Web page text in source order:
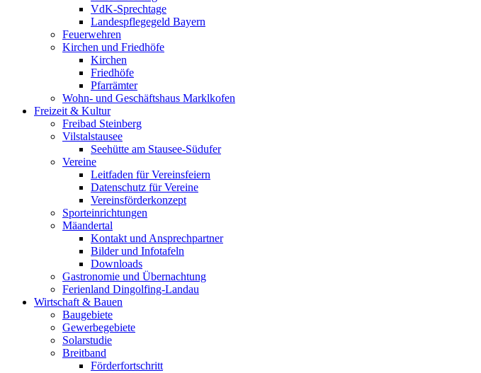
VdK-Sprechtage
Landespflegegeld Bayern
Feuerwehren
Kirchen und Friedhöfe
Kirchen
Friedhöfe
Pfarrämter
Wohn- und Geschäftshaus Marklkofen
Freizeit & Kultur
Freibad Steinberg
Vilstalstausee
Seehütte am Stausee-Südufer
Vereine
Leitfaden für Vereinsfeiern
Datenschutz für Vereine
Vereinsförderkonzept
Sporteinrichtungen
Mäandertal
Kontakt und Ansprechpartner
Bilder und Infotafeln
Downloads
Gastronomie und Übernachtung
Ferienland Dingolfing-Landau
Wirtschaft & Bauen
Baugebiete
Gewerbegebiete
Solarstudie
Breitband
Förderfortschritt